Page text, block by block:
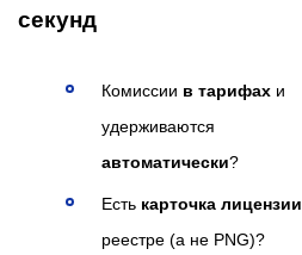
секунд
Комиссии в тарифах и
удерживаются
автоматически?
Есть карточка лицензии
реестре (а не PNG)?